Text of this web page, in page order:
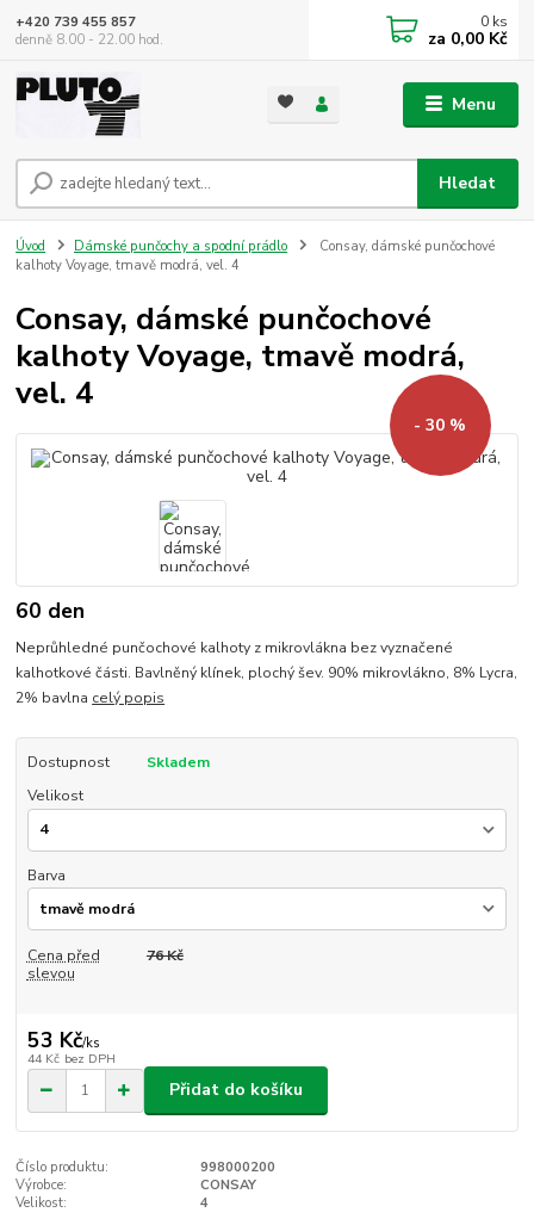
Menu
Hledat
+420 739 455 857
denně 8.00 - 22.00 hod.
0 ks
za 0,00 Kč
Úvod Dámské punčochy a spodní prádlo
Consay, dámské punčochové
kalhoty Voyage, tmavě modrá, vel. 4
Consay, dámské punčochové
kalhoty Voyage, tmavě modrá,
vel. 4
- 30 %
60 den
Neprůhledné punčochové kalhoty z mikrovlákna bez vyznačené
kalhotkové části. Bavlněný klínek, plochý šev. 90% mikrovlákno, 8% Lycra,
2% bavlna celý popis
Dostupnost
Skladem
Velikost
Barva
Cena před
slevou
76 Kč
53 Kč/ks
44 Kč bez DPH
Přidat do košíku
Číslo produktu:
998000200
Výrobce:
CONSAY
Velikost:
4